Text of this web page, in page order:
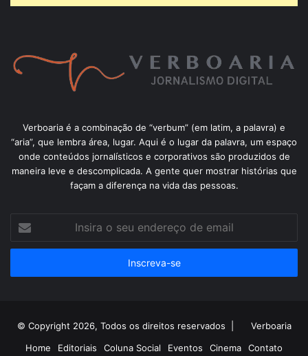
Verboaria é a combinação de “verbum” (em latim, a palavra) e
“aria”, que lembra área, lugar. Aqui é o lugar da palavra, um espaço
onde conteúdos jornalísticos e corporativos são produzidos de
maneira leve e descomplicada. A gente quer mostrar histórias que
façam a diferença na vida das pessoas.
seu
de
© Copyright 2026, Todos os direitos reservados |
Verboaria
Home
Editoriais Coluna Social Eventos Cinema Contato